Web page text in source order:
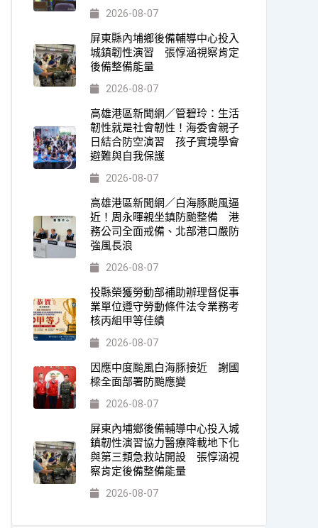
2026-08-07
屏東縣內埔鄉後備輔導中心投入
城鎮韌性演習 張惇涵視察肯定
後備整備能量
2026-08-07
高雄港區新聞網／管碧玲：生活
韌性就是社會韌性！海委會親子
日結合防空演習 孩子實境學會
避難與自我保護
2026-08-07
高雄港區新聞網／白海豚颱風逼
近！周永暉親坐鎮防颱整備 港
務公司全面戒備、北部港口嚴防
強風長浪
2026-08-07
投縣榮獲勞動部補助辦理督促事
業單位遵守勞動條件法令業務考
核丙組甲等佳績
2026-08-07
因應中度颱風白海豚接近 謝國
樑全面部署防颱應變
2026-08-07
屏東內埔鄉後備輔導中心投入城
鎮韌性演習協力醫療降載地下化
與第三類急救站開設 張惇涵視
察肯定後備整備能量
2026-08-07